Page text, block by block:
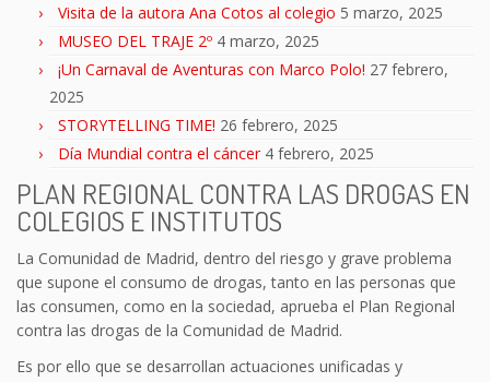
Visita de la autora Ana Cotos al colegio 5 marzo, 2025
MUSEO DEL TRAJE 2º 4 marzo, 2025
¡Un Carnaval de Aventuras con Marco Polo! 27 febrero,
2025
STORYTELLING TIME! 26 febrero, 2025
Día Mundial contra el cáncer 4 febrero, 2025
PLAN REGIONAL CONTRA LAS DROGAS EN
COLEGIOS E INSTITUTOS
La Comunidad de Madrid, dentro del riesgo y grave problema
que supone el consumo de drogas, tanto en las personas que
las consumen, como en la sociedad, aprueba el Plan Regional
contra las drogas de la Comunidad de Madrid.
Es por ello que se desarrollan actuaciones unificadas y